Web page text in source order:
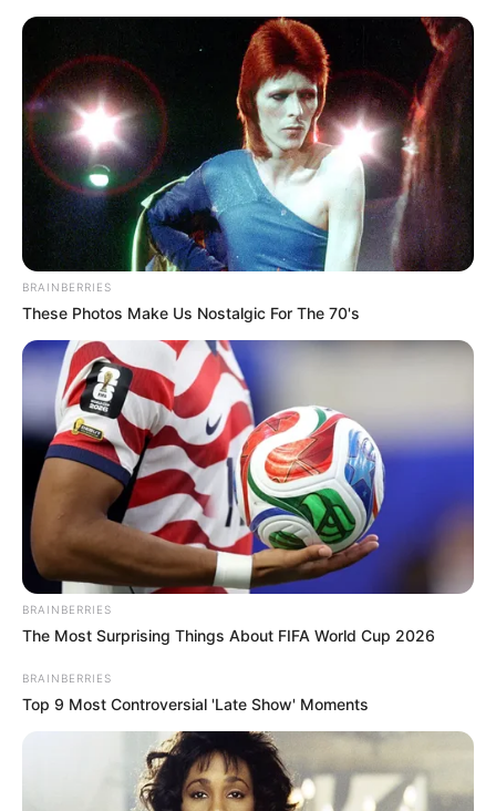
au
AU PETIT PARIEUR
Pronostic Gratuit du Tiercé Quinté PMU du jour
Menu
GRAND PRIX DYNAVENA PRONOSTIC
QUINTE 25-10-2023
BRAINBERRIES
These Photos Make Us Nostalgic For The 70's
BRAINBERRIES
The Most Surprising Things About FIFA World Cup 2026
BRAINBERRIES
Top 9 Most Controversial 'Late Show' Moments